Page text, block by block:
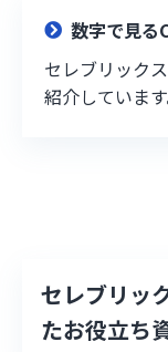
数字で見る
セレブリック
紹介しています
セレブリッ
たお役立ち